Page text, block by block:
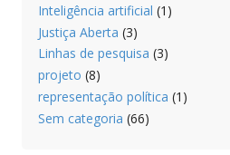
Inteligência artificial (1)
Justiça Aberta (3)
Linhas de pesquisa (3)
projeto (8)
representação política (1)
Sem categoria (66)